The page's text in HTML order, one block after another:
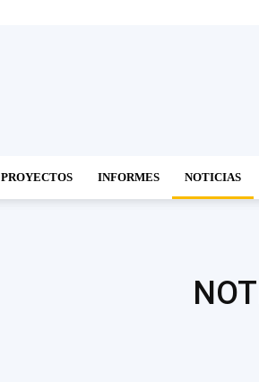
PROYECTOS INFORMES NOTICIAS